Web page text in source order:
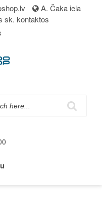
A. Čaka iela
sk. kontaktos